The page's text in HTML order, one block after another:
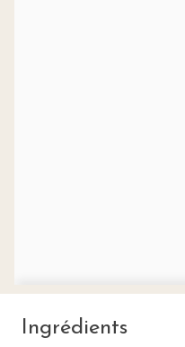
Ingrédients